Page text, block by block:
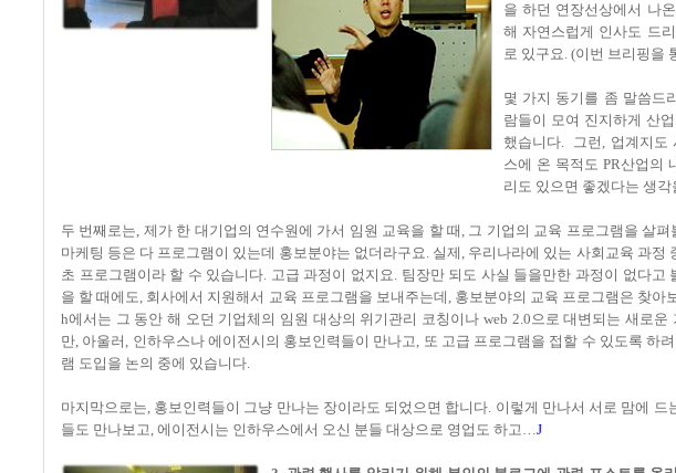
을 하던 연장선상에서 나
해 자연스럽게 인사도 드
로 있구요. (이번 브리핑을
몇 가지 동기를 좀 말씀드
람들이 모여 진지하게 산
했습니다. 그런, 업계지도
스에 온 목적도 PR산업의
리도 있으면 좋겠다는 생각
두 번째로는, 제가 한 대기업의 연수원에 가서 임원 교육을 할 때, 그 기업의 교육 프로그램을 살
마케팅 등은 다 프로그램이 있는데 홍보분야는 없더라구요. 실제, 우리나라에 있는 사회교육 과정
초 프로그램이라 할 수 있습니다. 고급 과정이 없지요. 팀장만 되도 사실 들을만한 과정이 없다
을 할 때에도, 회사에서 지원해서 교육 프로그램을 보내주는데, 홍보분야의 교육 프로그램은 찾
h에서는 그 동안 해 오던 기업체의 임원 대상의 위기관리 코칭이나 web 2.0으로 대변되는 새로
만, 아울러, 인하우스나 에이전시의 홍보인력들이 만나고, 또 고급 프로그램을 접할 수 있도록 하
램 도입을 논의 중에 있습니다.
마지막으로는, 홍보인력들이 그냥 만나는 장이라도 되었으면 합니다. 이렇게 만나서 서로 맘에
들도 만나보고, 에이전시는 인하우스에서 오신 분들 대상으로 영업도 하고…J